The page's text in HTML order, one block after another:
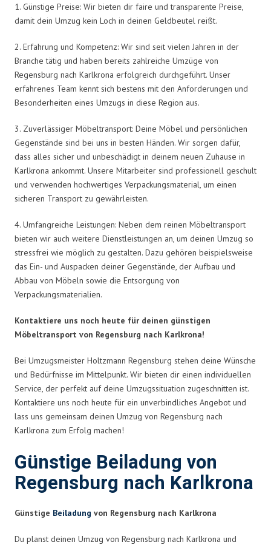
1. Günstige Preise: Wir bieten dir faire und transparente Preise,
damit dein Umzug kein Loch in deinen Geldbeutel reißt.
2. Erfahrung und Kompetenz: Wir sind seit vielen Jahren in der
Branche tätig und haben bereits zahlreiche Umzüge von
Regensburg nach Karlkrona erfolgreich durchgeführt. Unser
erfahrenes Team kennt sich bestens mit den Anforderungen und
Besonderheiten eines Umzugs in diese Region aus.
3. Zuverlässiger Möbeltransport: Deine Möbel und persönlichen
Gegenstände sind bei uns in besten Händen. Wir sorgen dafür,
dass alles sicher und unbeschädigt in deinem neuen Zuhause in
Karlkrona ankommt. Unsere Mitarbeiter sind professionell geschult
und verwenden hochwertiges Verpackungsmaterial, um einen
sicheren Transport zu gewährleisten.
4. Umfangreiche Leistungen: Neben dem reinen Möbeltransport
bieten wir auch weitere Dienstleistungen an, um deinen Umzug so
stressfrei wie möglich zu gestalten. Dazu gehören beispielsweise
das Ein- und Auspacken deiner Gegenstände, der Aufbau und
Abbau von Möbeln sowie die Entsorgung von
Verpackungsmaterialien.
Kontaktiere uns noch heute für deinen günstigen
Möbeltransport von Regensburg nach Karlkrona!
Bei Umzugsmeister Holtzmann Regensburg stehen deine Wünsche
und Bedürfnisse im Mittelpunkt. Wir bieten dir einen individuellen
Service, der perfekt auf deine Umzugssituation zugeschnitten ist.
Kontaktiere uns noch heute für ein unverbindliches Angebot und
lass uns gemeinsam deinen Umzug von Regensburg nach
Karlkrona zum Erfolg machen!
Günstige Beiladung von
Regensburg nach Karlkrona
Günstige Beiladung von Regensburg nach Karlkrona
Du planst deinen Umzug von Regensburg nach Karlkrona und